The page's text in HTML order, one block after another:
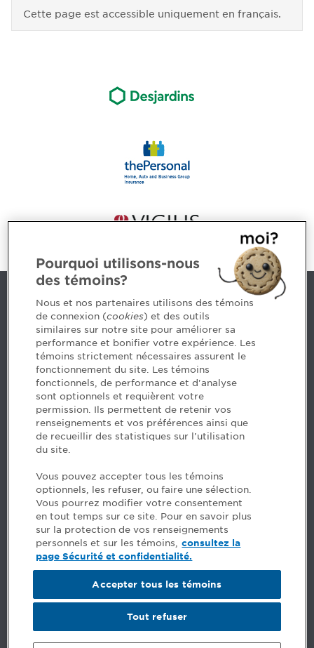
Cette page est accessible uniquement en français.
Contact us
5, Place Ville Marie, bureau 800, Montréal (Québec)
H3B 2G2
www.cpaquebec.ca
Questions? Ask our team >
Want to make the Order a part of your career? See
our job offers >
Facebook - Devenir CPA
Instagram
LinkedIn - CPA
LinkedIn - 20 minutes CPA
LinkedIn - Emploi CPA
TikTok
Comments
General terms and conditions
Pourquoi utilisons-nous
des témoins?
Nous et nos partenaires utilisons des témoins
de connexion (cookies) et des outils
similaires sur notre site pour améliorer sa
performance et bonifier votre expérience. Les
témoins strictement nécessaires assurent le
fonctionnement du site. Les témoins
fonctionnels, de performance et d'analyse
sont optionnels et requièrent votre
permission. Ils permettent de retenir vos
renseignements et vos préférences ainsi que
de recueillir des statistiques sur l'utilisation
du site.
Vous pouvez accepter tous les témoins
optionnels, les refuser, ou faire une sélection.
Vous pourrez modifier votre consentement
en tout temps sur ce site. Pour en savoir plus
sur la protection de vos renseignements
personnels et sur les témoins, consultez la
page Sécurité et confidentialité.
Tout refuser
Accepter tous les témoins